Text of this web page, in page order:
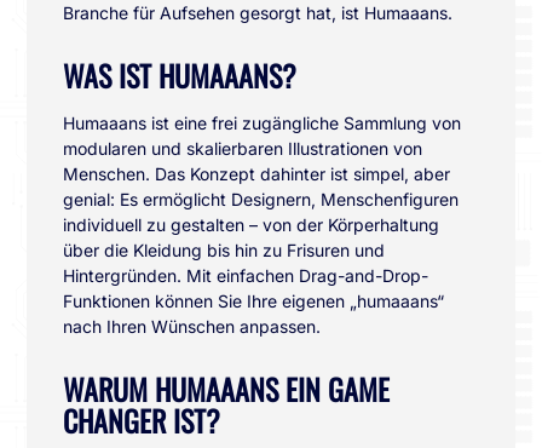
Branche für Aufsehen gesorgt hat, ist Humaaans.
WAS IST HUMAAANS?
Humaaans ist eine frei zugängliche Sammlung von
modularen und skalierbaren Illustrationen von
Menschen. Das Konzept dahinter ist simpel, aber
genial: Es ermöglicht Designern, Menschenfiguren
individuell zu gestalten – von der Körperhaltung
über die Kleidung bis hin zu Frisuren und
Hintergründen. Mit einfachen Drag-and-Drop-
Funktionen können Sie Ihre eigenen „humaaans“
nach Ihren Wünschen anpassen.
WARUM HUMAAANS EIN GAME
CHANGER IST?